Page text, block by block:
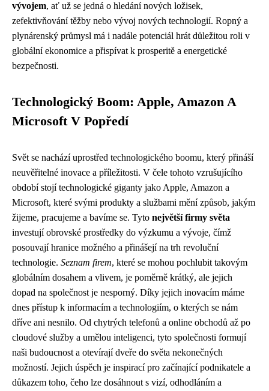
vývojem, ať už se jedná o hledání nových ložisek,
zefektivňování těžby nebo vývoj nových technologií. Ropný a
plynárenský průmysl má i nadále potenciál hrát důležitou roli v
globální ekonomice a přispívat k prosperitě a energetické
bezpečnosti.
Technologický Boom: Apple, Amazon A
Microsoft V Popředí
Svět se nachází uprostřed technologického boomu, který přináší
neuvěřitelné inovace a příležitosti. V čele tohoto vzrušujícího
období stojí technologické giganty jako Apple, Amazon a
Microsoft, které svými produkty a službami mění způsob, jakým
žijeme, pracujeme a bavíme se. Tyto největší firmy světa
investují obrovské prostředky do výzkumu a vývoje, čímž
posouvají hranice možného a přinášejí na trh revoluční
technologie. Seznam firem, které se mohou pochlubit takovým
globálním dosahem a vlivem, je poměrně krátký, ale jejich
dopad na společnost je nesporný. Díky jejich inovacím máme
dnes přístup k informacím a technologiím, o kterých se nám
dříve ani nesnilo. Od chytrých telefonů a online obchodů až po
cloudové služby a umělou inteligenci, tyto společnosti formují
naši budoucnost a otevírají dveře do světa nekonečných
možností. Jejich úspěch je inspirací pro začínající podnikatele a
důkazem toho, čeho lze dosáhnout s vizí, odhodláním a